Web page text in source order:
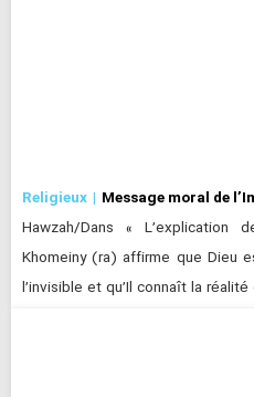
Religieux Message moral de
Hawzah/Dans « L’explication
Khomeiny (ra) affirme que Dieu
l’invisible et qu’Il connaît la